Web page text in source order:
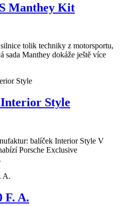
Manthey Kit
tolik techniky z motorsportu,
sada Manthey dokáže ještě více
Interior Style
balíček Interior Style V
Porsche Exclusive
F. A.